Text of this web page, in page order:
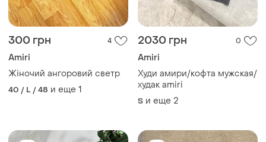
300 грн 4
Amiri
Жіночий ангоровий светр
40 / L / 48 и еще 1
2030 грн 0
Amiri
Худи амири/кофта мужская/
худак amiri
S и еще 2